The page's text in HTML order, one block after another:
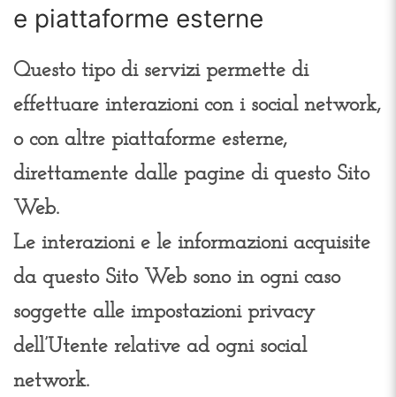
e piattaforme esterne
Questo tipo di servizi permette di
effettuare interazioni con i social network,
o con altre piattaforme esterne,
direttamente dalle pagine di questo Sito
Web.
Le interazioni e le informazioni acquisite
da questo Sito Web sono in ogni caso
soggette alle impostazioni privacy
dell’Utente relative ad ogni social
network.